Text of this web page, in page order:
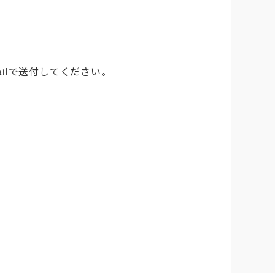
送付してください。